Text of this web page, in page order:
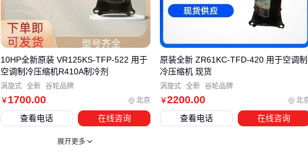
滑油老化
以压力安全阀
为例，它虽是小部件，却是系统安全的最后防
线。当储气罐或管路压力异常升高时，质量可靠的安全阀能及
时泄压，避免设备损坏。矿用等特殊场景还需考虑防爆、耐腐
蚀等特性。
配套设备的匹配原则应遵循‘与主机同寿命’理念——选择与压缩
机设计寿命相近的优质配件，才能避免因小部件故障导致整机
停机。下一阶段需要关注这些设备如何协同工作以实现长期稳
￥ 1700.00 北京
10HP全新原装 VR125KS-TFP-522 用于
空调制冷压缩机R410A制冷剂
涡旋式 全新 谷轮品牌
查看电话 在线咨询
￥2200.00 北
原装全新 ZR61KC-TFD-420 用于空调制
冷压缩机 现货
涡旋式 全新 谷轮品牌
查看电话 在线咨询
展开更多